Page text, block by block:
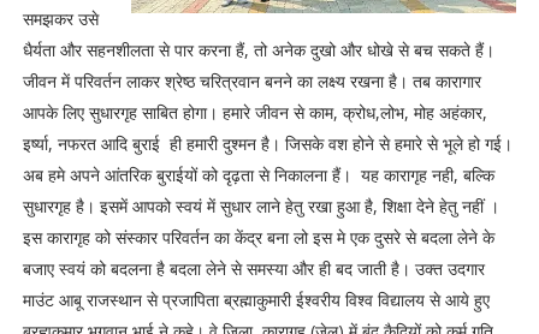
समझकर उसे
धैर्यता और सहनशीलता से पार करना हैं, तो अनेक दुखो और धोखे से बच सकते हैं।
जीवन में परिवर्तन लाकर श्रेष्ठ चरित्रवान बनने का लक्ष्य रखना है। तब कारागार
आपके लिए सुधारगृह साबित होगा। हमारे जीवन से काम, क्रोध,लोभ, मोह अहंकार,
इर्ष्या, नफरत आदि बुराई ही हमारी दुश्मन है। जिसके वश होने से हमारे से भूले हो गई।
अब हमे अपने आंतरिक बुराईयों को दृढ़ता से निकालना हैं। यह कारागृह नही, बल्कि
सुधारगृह है। इसमें आपको स्वयं में सुधार लाने हेतु रखा हुआ है, शिक्षा देने हेतु नहीं ।
इस कारागृह को संस्कार परिवर्तन का केंद्र बना लो इस मे एक दुसरे से बदला लेने के
बजाए स्वयं को बदलना है बदला लेने से समस्या और ही बद जाती है। उक्त उदगार
माउंट आबू राजस्थान से प्रजापिता ब्रह्माकुमारी ईश्वरीय विश्व विद्यालय से आये हुए